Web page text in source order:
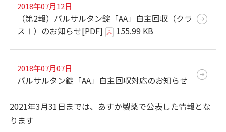
2018年07月12日
（第2報）バルサルタン錠「AA」自主回収（クラ
スⅠ）のお知らせ[PDF] 155.99 KB
2018年07月07日
バルサルタン錠「AA」自主回収対応のお知らせ
2021年3月31日までは、あすか製薬で公表した情報とな
ります